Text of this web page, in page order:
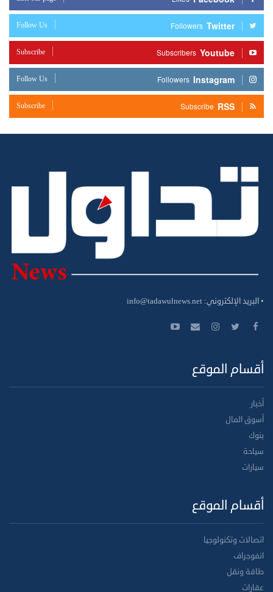
Twitter
Followers
Follow Us
Youtube
Subscribers
Subscribe
Instagram
Followers
Follow Us
RSS
Subscribe
Subscribe
• البريد الإلكتروني: info@tadawulnews.net
أقسام الموقع
أخبار
أسوق المال
بنوك
سياحة
سيارات
أقسام الموقع
اتصالات وتكنولوجيا
انفوجراف
طاقة ونقل
عقارات